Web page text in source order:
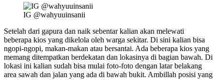
IG @wahyuuinsanii
Setelah dari gapura dan naik sebentar kalian akan melewati
beberapa kios yang dikelola oleh warga sekitar. Di sini kalian bisa
ngopi-ngopi, makan-makan atau bersantai. Ada beberapa kios yang
memang ditempatkan berdekatan dan lokasinya di bagian bawah. Di
lokasi ini kalian sudah bisa mulai foto-foto dengan latar belakang
area sawah dan jalan yang ada di bawah bukit. Ambillah posisi yang